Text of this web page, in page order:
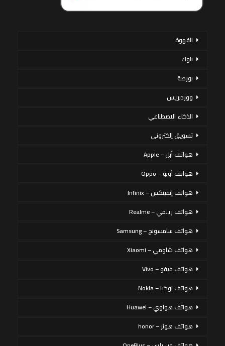
القهوة
بنوك
بورصة
ووردبريس
الذكاء الاصطناعي
تسويق إلكتروني
هواتف أبل – Apple
هواتف أوبو – Oppo
هواتف إنفينكس – Infinix
هواتف ريلمي – Realme
هواتف سامسونج – Samsung
هواتف شاومي – Xiaomi
هواتف فيفو – Vivo
هواتف نوكيا – Nokia
هواتف هواوي – Huawei
هواتف هونر – honor